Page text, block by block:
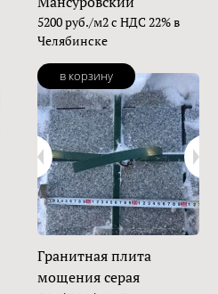
5200 руб./м2 с НДС 22% в
Челябинске
в корзину
Гранитная плита
мощения серая